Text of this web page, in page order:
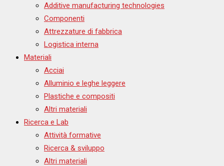
Additive manufacturing technologies
Componenti
Attrezzature di fabbrica
Logistica interna
Materiali
Acciai
Alluminio e leghe leggere
Plastiche e compositi
Altri materiali
Ricerca e Lab
Attività formative
Ricerca & sviluppo
Altri materiali